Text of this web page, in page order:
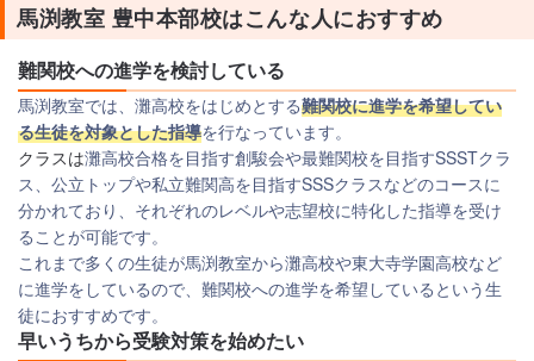
馬渕教室 豊中本部校はこんな人におすすめ
難関校への進学を検討している
馬渕教室では、灘高校をはじめとする難関校に進学を希望してい
る生徒を対象とした指導を行なっています。
クラスは灘高校合格を目指す創駿会や最難関校を目指すSSSTクラ
ス、公立トップや私立難関高を目指すSSSクラスなどのコースに
分かれており、それぞれのレベルや志望校に特化した指導を受け
ることが可能です。
これまで多くの生徒が馬渕教室から灘高校や東大寺学園高校など
に進学をしているので、難関校への進学を希望しているという生
徒におすすめです。
早いうちから受験対策を始めたい